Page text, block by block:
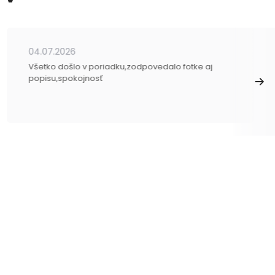
04.07.2026
Všetko došlo v poriadku,zodpovedalo fotke aj
popisu,spokojnosť